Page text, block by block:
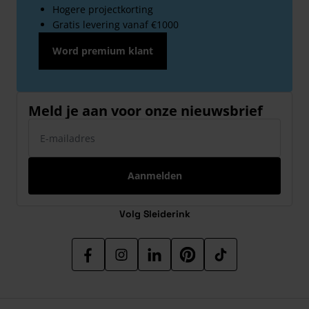
Hogere projectkorting
Gratis levering vanaf €1000
Word premium klant
Meld je aan voor onze nieuwsbrief
Aanmelden
Volg Sleiderink